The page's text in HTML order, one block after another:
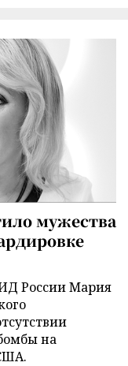
мужества
России Мария
на